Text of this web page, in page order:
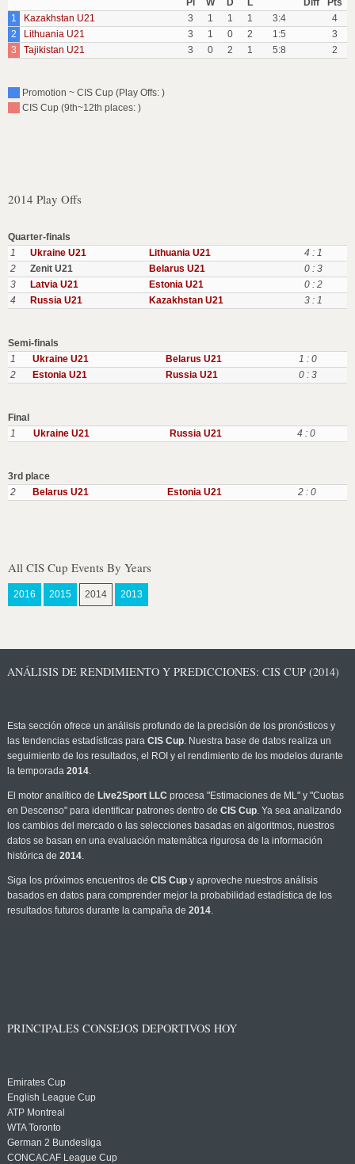
Pl W D L Diff
Pts
1
Kazakhstan U21 3 1 1 1 3:4
4
2
Lithuania U21 3 1 0 2 1:5
3
3
Tajikistan U21 3 0 2 1 5:8 2
Promotion ~ CIS Cup (Play Offs: )
CIS Cup (9th~12th places: )
2014 Play Offs
Quarter-finals
1
Ukraine U21 Lithuania U21
4 : 1
2
Zenit U21 Belarus U21
0 : 3
3
Latvia U21 Estonia U21
0 : 2
4
Russia U21 Kazakhstan U21 3 : 1
Semi-finals
1
Ukraine U21 Belarus U21
1 : 0
2
Estonia U21 Russia U21 0 : 3
Final
1
Ukraine U21 Russia U21 4 : 0
3rd place
2
Belarus U21 Estonia U21 2 : 0
All CIS Cup Events By Years
2016 2015 2014 2013
ANÁLISIS DE RENDIMIENTO Y PREDICCIONES: CIS CUP (2014)
Esta sección ofrece un análisis profundo de la precisión de los pronósticos y
las tendencias estadísticas para CIS Cup. Nuestra base de datos realiza un
seguimiento de los resultados, el ROI y el rendimiento de los modelos durante
la temporada 2014.
El motor analítico de Live2Sport LLC procesa "Estimaciones de ML" y "Cuotas
en Descenso" para identificar patrones dentro de CIS Cup. Ya sea analizando
los cambios del mercado o las selecciones basadas en algoritmos, nuestros
datos se basan en una evaluación matemática rigurosa de la información
histórica de 2014.
Siga los próximos encuentros de CIS Cupy aproveche nuestros análisis
basados en datos para comprender mejor la probabilidad estadística de los
resultados futuros durante la campaña de 2014.
PRINCIPALES CONSEJOS DEPORTIVOS HOY
Emirates Cup
English League Cup
ATP Montreal
WTA Toronto
German 2 Bundesliga
CONCACAF League Cup